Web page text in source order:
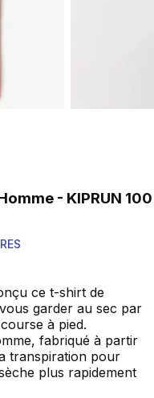
ce t-shirt de
garder au sec par
à pied.
fabriqué à partir
transpiration pour
plus rapidement